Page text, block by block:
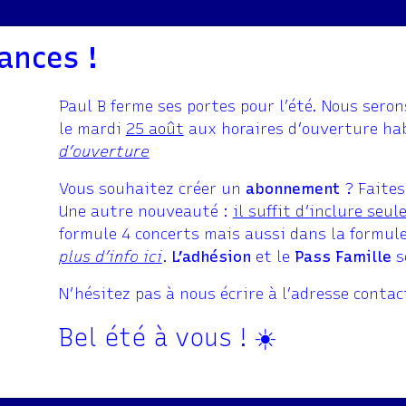
à
le projet
avec le
Mondétour !
!
Paul B ferme ses portes pour l’été. Nous
le mardi 25 août aux horaires d’ouverture
d’ouverture
Vous souhaitez créer un abonnement ?
Une autre nouveauté : il suffit d’inclure
formule 4 concerts mais aussi dans la
plus d’info ici. L’adhésion et le Pass Famille
N’hésitez pas à nous écrire à l’adresse
Bel été à vous ! ☀️